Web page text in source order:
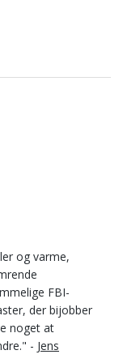
og varme,
FBI-
der bijobber
noget at
- Jens